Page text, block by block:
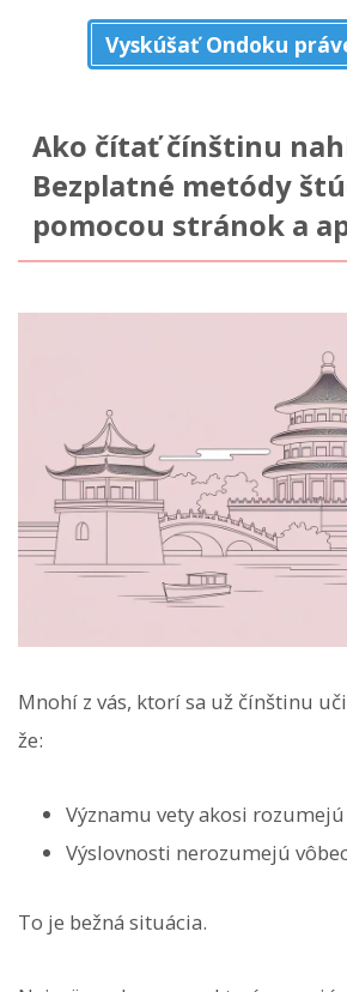
Vyskúšať Ondoku
Ako čítať čínštinu
Bezplatné metódy
pomocou stránok a
Mnohí z vás, ktorí sa už čínštinu
že:
Významu vety akosi rozumejú
Výslovnosti nerozumejú
To je bežná situácia.